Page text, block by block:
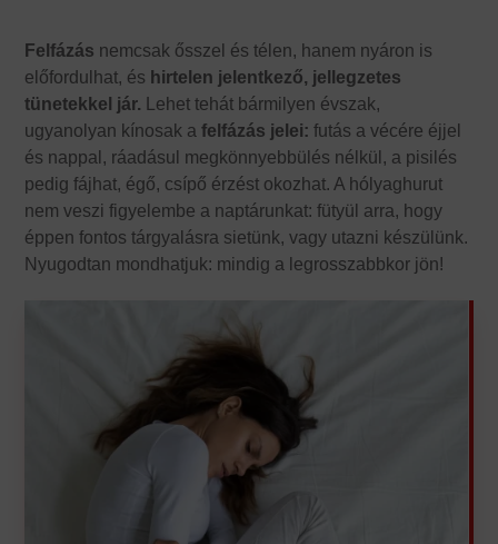
Felfázás nemcsak ősszel és télen, hanem nyáron is
előfordulhat, és hirtelen jelentkező, jellegzetes
tünetekkel jár.
Lehet tehát bármilyen évszak,
ugyanolyan kínosak afelfázás jelei: futás a vécére éjjel
és nappal, ráadásul megkönnyebbülés nélkül, a pisilés
pedig fájhat, égő, csípő érzést okozhat. A hólyaghurut
nem veszi figyelembe a naptárunkat: fütyül arra, hogy
éppen fontos tárgyalásra sietünk, vagy utazni készülünk.
Nyugodtan mondhatjuk: mindig a legrosszabbkor jön!